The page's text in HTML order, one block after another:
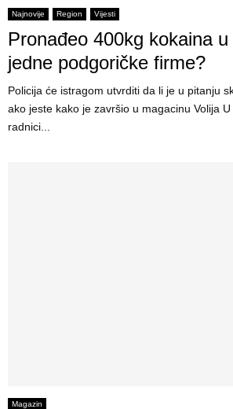
Najnovije Region Vijesti
Pronađeo 400kg kokaina
jedne podgoričke firme?
Policija će istragom utvrditi da li je u pitanju
ako jeste kako je završio u magacinu Volija
radnici...
Magazin